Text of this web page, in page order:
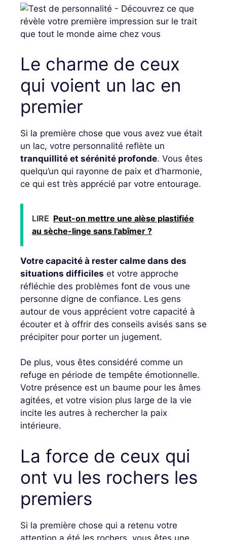
Le charme de ceux
qui voient un lac en
premier
Si la première chose que vous avez vue était
un lac, votre personnalité reflète un
tranquillité et sérénité profonde. Vous êtes
quelqu’un qui rayonne de paix et d’harmonie,
ce qui est très apprécié par votre entourage.
LIRE Peut-on mettre une alèse plastifiée
au sèche-linge sans l'abîmer ?
Votre capacité à rester calme dans des
situations difficiles et votre approche
réfléchie des problèmes font de vous une
personne digne de confiance. Les gens
autour de vous apprécient votre capacité à
écouter et à offrir des conseils avisés sans se
précipiter pour porter un jugement.
De plus, vous êtes considéré comme un
refuge en période de tempête émotionnelle.
Votre présence est un baume pour les âmes
agitées, et votre vision plus large de la vie
incite les autres à rechercher la paix
intérieure.
La force de ceux qui
ont vu les rochers les
premiers
Si la première chose qui a retenu votre
attention a été les rochers, vous êtes une